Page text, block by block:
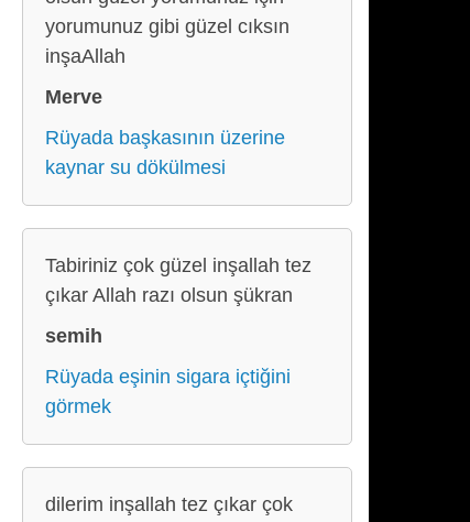
yorumunuz gibi güzel cıksın
inşaAllah
Merve
Rüyada başkasının üzerine
kaynar su dökülmesi
Tabiriniz çok güzel inşallah tez
çıkar Allah razı olsun şükran
semih
Rüyada eşinin sigara içtiğini
görmek
dilerim inşallah tez çıkar çok